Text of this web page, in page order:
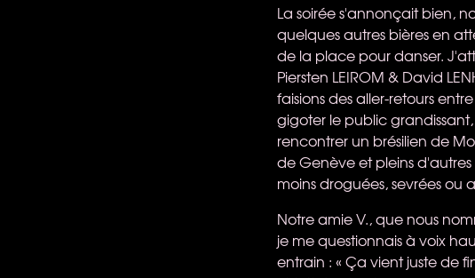
La soirée s'annonçait bien,
quelques autres bières en
de la place pour danser.
Piersten LEIROM & David
faisions des aller-retours
gigoter le public
rencontrer un brésilien de
de Genève et pleins d'autres
moins droguées, sevrées ou
Notre amie V., que nous
je me questionnais à voix
entrain : « Ça vient juste de